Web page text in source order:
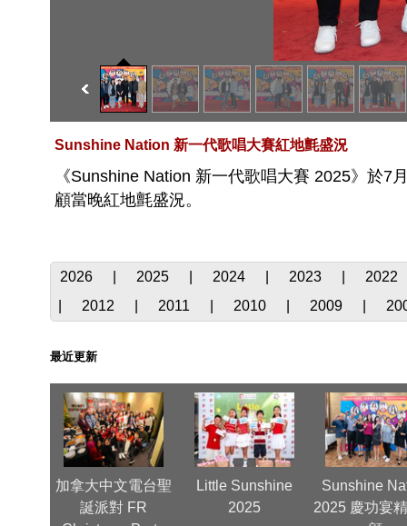
Sunshine Nation 新一代歌唱大賽紅地氈盛況
《Sunshine Nation 新一代歌唱大賽 2025》於
顧當晚紅地氈盛況。
2026 2025 2024 2023
2022
2012 2011 2010 2009
最近更新
加拿大中文電台聖
誕派對 FR
Little Sunshine
2025
Sunshine
2025 慶功宴